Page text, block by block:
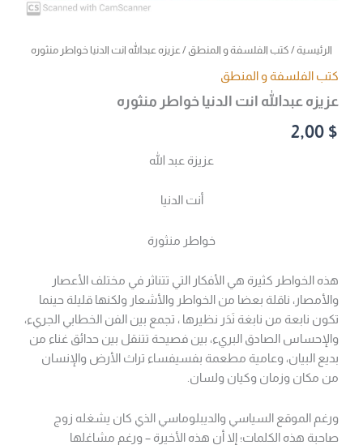
الرئيسية/ كتب الفلسفة و المنطق / عزيزه عبدالله انت الدنيا خواطر منثوره
كتب الفلسفة و المنطق
عزيزه عبدالله انت الدنيا خواطر منثوره
2,00 $
عزيزة عبد الله
أنت الدنيا
خواطر منثورة
هذه الخواطر كثيرة هي الأفكار التي تتناثر في مختلف الأعصار
والأمصار، ناقلة بعضا من الخواطر والأشعار ولكنها قليلة حينما
تكون نابعة من نابغة نَدَر نظيرها ، تجمع بين الفن الخطابي الجريء،
والإحساس الصادق البريء، بين فصيحة تتنقل بين حدائق غناء من
بديع البيان، وعامية مطعمة بفسيفساء تراث الأرض والإنسان
من مكان وزمان وكيان ولسان.
ورغم الموقع السياسي والديبلوماسي الذي كان يشغله زوج
صاحبة هذه الكلمات؛ إلا أن هذه الأخيرة – ورغم مشاغلها